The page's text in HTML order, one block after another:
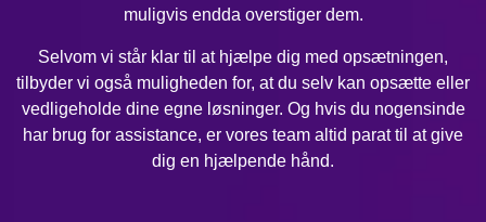
muligvis endda overstiger dem.
Selvom vi står klar til at hjælpe dig med opsætningen,
tilbyder vi også muligheden for, at du selv kan opsætte eller
vedligeholde dine egne løsninger. Og hvis du nogensinde
har brug for assistance, er vores team altid parat til at give
dig en hjælpende hånd.